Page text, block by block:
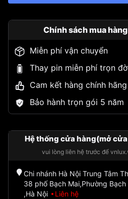
Chính sách mua
Miễn phí vận chuyển
Thay pin miễn phí trọn
Cam kết hàng chính hãng
Bảo hành trọn gói 5 năm
Hệ thống cửa hàng(mở
vui lòng liên hệ trước để
Chi nhánh Hà Nội Trung Tâm
38 phố Bạch Mai,Phường
,Hà Nội
Liên hệ